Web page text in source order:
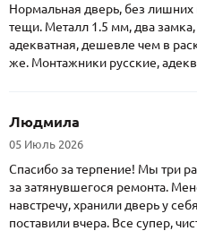
Нормальная дверь, без лишних
тещи. Металл 1.5 мм, два
адекватная, дешевле чем в
же. Монтажники русские,
Людмила
05 Июль 2026
Спасибо за терпение! Мы три
за затянувшегося ремонта.
навстречу, хранили дверь у
поставили вчера. Все супер,